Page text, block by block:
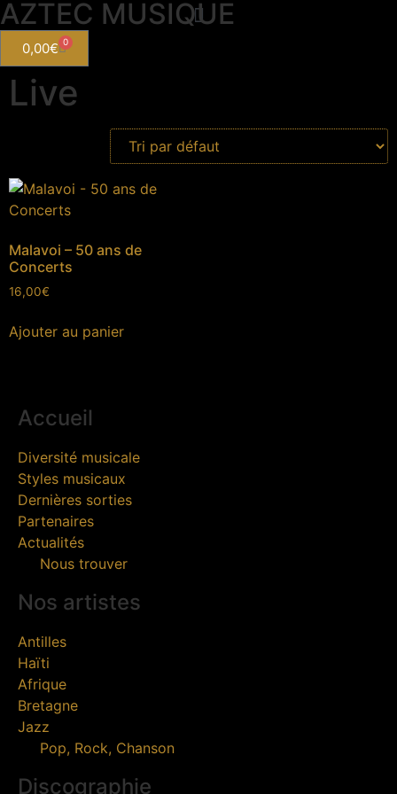
AZTEC MUSIQUE
0,00€ 0
Live
Malavoi – 50 ans de
Concerts
16,00€
Ajouter au panier
Accueil
Diversité musicale
Styles musicaux
Dernières sorties
Partenaires
Actualités
Nous trouver
Nos artistes
Antilles
Haïti
Afrique
Bretagne
Jazz
Pop, Rock, Chanson
Discographie